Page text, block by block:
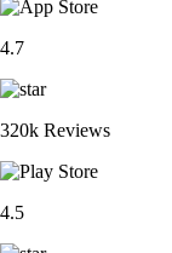
4.7
320k Reviews
4.5